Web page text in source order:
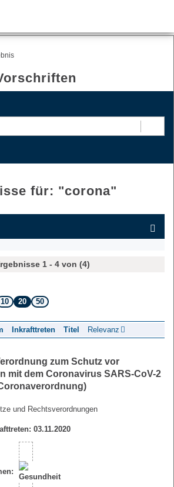
für: "corona"
1 - 4 von (4)
10 20 50
Inkrafttreten Titel Relevanz
zum Schutz vor
mit dem Coronavirus SARS-CoV-2
und Rechtsverordnungen
03.11.2020